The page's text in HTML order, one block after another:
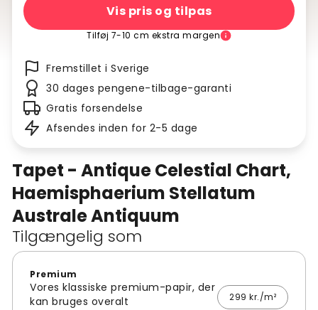
Tapet - Antique Celestial Chart,
Haemisphaerium Stellatum
Australe Antiquum
Tilgængelig som
Premium
Vores klassiske premium-papir, der
kan bruges overalt
299 kr./m²
Vis pris og tilpas
Tilføj 7-10 cm ekstra margen
Fremstillet i Sverige
30 dages pengene-tilbage-garanti
Gratis forsendelse
Afsendes inden for 2-5 dage